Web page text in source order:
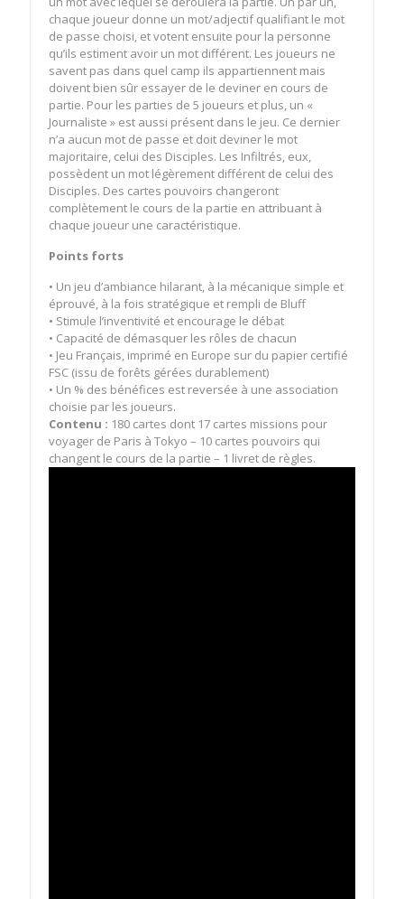
chaque joueur donne un mot/adjectif qualifiant le mot
de passe choisi, et votent ensuite pour la personne
qu’ils estiment avoir un mot différent. Les joueurs ne
savent pas dans quel camp ils appartiennent mais
doivent bien sûr essayer de le deviner en cours de
partie. Pour les parties de 5 joueurs et plus, un «
Journaliste » est aussi présent dans le jeu. Ce dernier
n’a aucun mot de passe et doit deviner le mot
majoritaire, celui des Disciples. Les Infiltrés, eux,
possèdent un mot légèrement différent de celui des
Disciples. Des cartes pouvoirs changeront
complètement le cours de la partie en attribuant à
chaque joueur une caractéristique.
Points forts
• Un jeu d’ambiance hilarant, à la mécanique simple et
éprouvé, à la fois stratégique et rempli de Bluff
• Stimule l’inventivité et encourage le débat
• Capacité de démasquer les rôles de chacun
• Jeu Français, imprimé en Europe sur du papier certifié
FSC (issu de forêts gérées durablement)
• Un % des bénéfices est reversée à une association
choisie par les joueurs.
Contenu : 180 cartes dont 17 cartes missions pour
voyager de Paris à Tokyo – 10 cartes pouvoirs qui
changent le cours de la partie – 1 livret de règles.